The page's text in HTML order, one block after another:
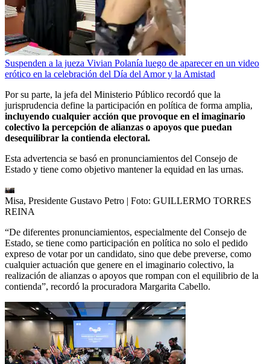
Suspenden a la jueza Vivian Polanía luego de aparecer en un video
erótico en la celebración del Día del Amor y la Amistad
Por su parte, la jefa del Ministerio Público recordó que la
jurisprudencia define la participación en política de forma amplia,
incluyendo cualquier acción que provoque en el imaginario
colectivo la percepción de alianzas o apoyos que puedan
desequilibrar la contienda electoral.
Esta advertencia se basó en pronunciamientos del Consejo de
Estado y tiene como objetivo mantener la equidad en las urnas.
Misa, Presidente Gustavo Petro | Foto: GUILLERMO TORRES
REINA
“De diferentes pronunciamientos, especialmente del Consejo de
Estado, se tiene como participación en política no solo el pedido
expreso de votar por un candidato, sino que debe preverse, como
cualquier actuación que genere en el imaginario colectivo, la
realización de alianzas o apoyos que rompan con el equilibrio de la
contienda”, recordó la procuradora Margarita Cabello.